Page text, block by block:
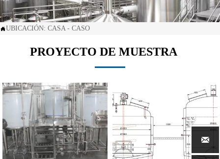
UBICACIÓN: CASA- CASO
PROYECTO DE MUESTRA
